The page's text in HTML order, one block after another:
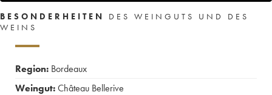
BESONDERHEITEN
DES WEINGUTS UND DES
WEINS
Region: Bordeaux
Weingut:Château Bellerive